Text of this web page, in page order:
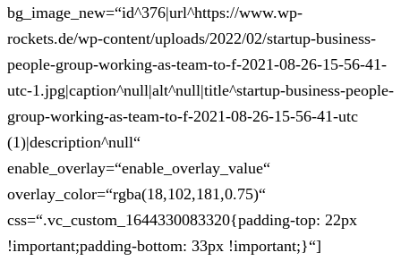
bg_image_new=“id^376|url^https://www.wp-
rockets.de/wp-content/uploads/2022/02/startup-business-
people-group-working-as-team-to-f-2021-08-26-15-56-41-
utc-1.jpg|caption^null|alt^null|title^startup-business-people-
group-working-as-team-to-f-2021-08-26-15-56-41-utc
(1)|description^null“
enable_overlay=“enable_overlay_value“
overlay_color=“rgba(18,102,181,0.75)“
css=“.vc_custom_1644330083320{padding-top: 22px
!important;padding-bottom: 33px !important;}“]